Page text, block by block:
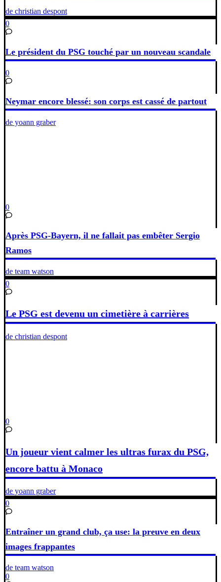
de christian despont
0
Le président du PSG touché par un nouveau scandale
0
Neymar encore blessé: son corps est cassé de partout
de yoann graber
0
Après PSG-Bayern, il ne fallait pas embêter Sergio
Ramos
de team watson
0
Le PSG est devenu un cimetière à carrières
de christian despont
0
Un joueur vient calmer les ultras furax du PSG,
encore battu à Monaco
de yoann graber
0
Entraîner un grand club, ça use: la preuve en deux
images frappantes
de team watson
0